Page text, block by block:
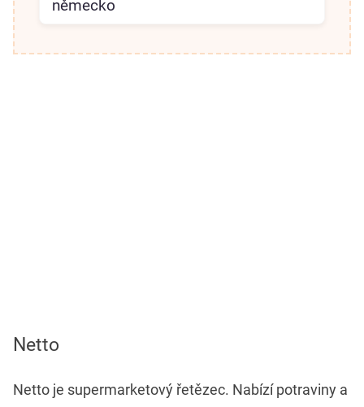
německo
Netto
Netto je supermarketový řetězec. Nabízí potraviny a